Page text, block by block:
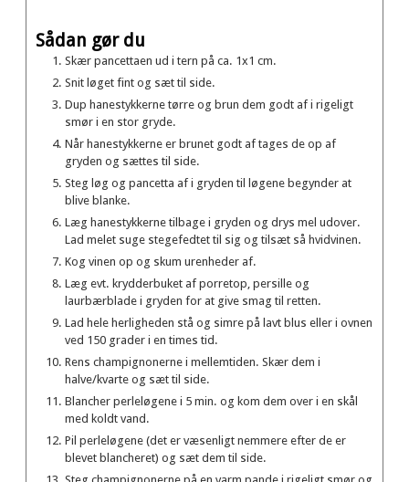
Sådan gør du
Skær pancettaen ud i tern på ca. 1x1 cm.
Snit løget fint og sæt til side.
Dup hanestykkerne tørre og brun dem godt af i rigeligt
smør i en stor gryde.
Når hanestykkerne er brunet godt af tages de op af
gryden og sættes til side.
Steg løg og pancetta af i gryden til løgene begynder at
blive blanke.
Læg hanestykkerne tilbage i gryden og drys mel udover.
Lad melet suge stegefedtet til sig og tilsæt så hvidvinen.
Kog vinen op og skum urenheder af.
Læg evt. krydderbuket af porretop, persille og
laurbærblade i gryden for at give smag til retten.
Lad hele herligheden stå og simre på lavt blus eller i ovnen
ved 150 grader i en times tid.
Rens champignonerne i mellemtiden. Skær dem i
halve/kvarte og sæt til side.
Blancher perleløgene i 5 min. og kom dem over i en skål
med koldt vand.
Pil perleløgene (det er væsenligt nemmere efter de er
blevet blancheret) og sæt dem til side.